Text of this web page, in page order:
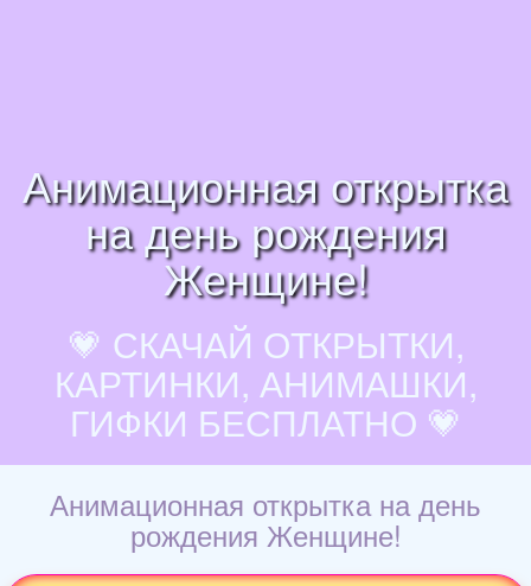
Анимационная открытка
на день рождения
Женщине!
💗 СКАЧАЙ ОТКРЫТКИ,
КАРТИНКИ, АНИМАШКИ,
ГИФКИ БЕСПЛАТНО 💗
Анимационная открытка на день
рождения Женщине!